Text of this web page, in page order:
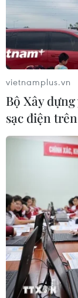
vietnamplus.vn
Bộ Xây
sạc điện